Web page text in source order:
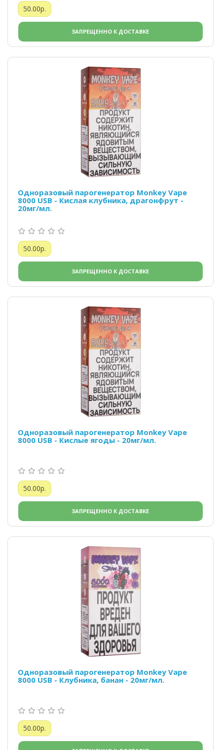
50.00р.
ЗАПРЕЩЕННО К ДОСТАВКЕ
Одноразовый парогенератор Monkey Vape
8000 USB - Кислая клубника, драгонфрут -
20мг/мл.
50.00р.
ЗАПРЕЩЕННО К ДОСТАВКЕ
Одноразовый парогенератор Monkey Vape
8000 USB - Кислые ягоды - 20мг/мл.
50.00р.
ЗАПРЕЩЕННО К ДОСТАВКЕ
Одноразовый парогенератор Monkey Vape
8000 USB - Клубника, банан - 20мг/мл.
50.00р.